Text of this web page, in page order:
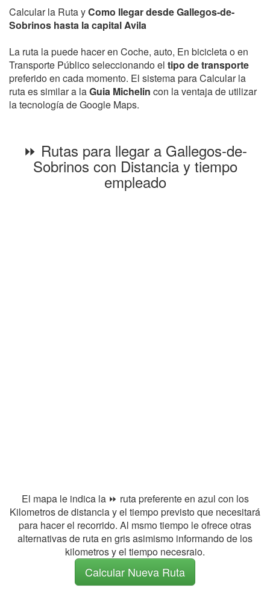
Calcular la Ruta yComo llegar desde Gallegos-de-
Sobrinos hasta la capital Avila
La ruta la puede hacer en Coche, auto, En bicicleta o en
Transporte Público seleccionando el tipo de transporte
preferido en cada momento. El sistema para Calcular la
ruta es similar a laGuia Michelin con la ventaja de utilizar
la tecnología de Google Maps.
⏩ Rutas para llegar a Gallegos-de-
Sobrinos con Distancia y tiempo
empleado
El mapa le indica la ⏩ ruta preferente en azul con los
Kilometros de distancia y el tiempo previsto que necesitará
para hacer el recorrido. Al msmo tiempo le ofrece otras
alternativas de ruta en gris asimismo informando de los
kilometros y el tiempo necesraio.
Calcular Nueva Ruta